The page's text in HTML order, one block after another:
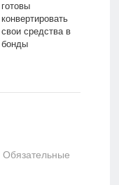
готовы
конвертировать
свои средства в
бонды
Обязательные